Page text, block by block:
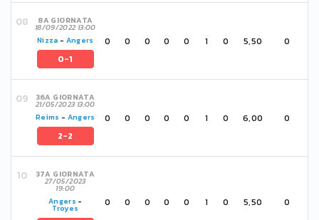
8A GIORNATA
18/09/2022 13:00
Nizza - Angers
0-1
0 0 0 0 0 1 0 5,50 0
36A GIORNATA
21/05/2023 13:00
Reims - Angers
2-2
0 0 0 0 0 1 0 6,00 0
37A GIORNATA
27/05/2023
19:00
Angers -
Troyes 0 0 0 0 0 1 0 5,50 0